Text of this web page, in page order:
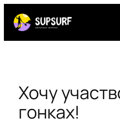
содержимому
Хочу
гонках!